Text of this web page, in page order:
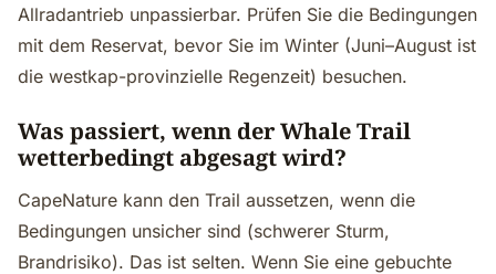
Allradantrieb unpassierbar. Prüfen Sie die Bedingungen
mit dem Reservat, bevor Sie im Winter (Juni–August ist
die westkap-provinzielle Regenzeit) besuchen.
Was passiert, wenn der Whale Trail
wetterbedingt abgesagt wird?
CapeNature kann den Trail aussetzen, wenn die
Bedingungen unsicher sind (schwerer Sturm,
Brandrisiko). Das ist selten. Wenn Sie eine gebuchte